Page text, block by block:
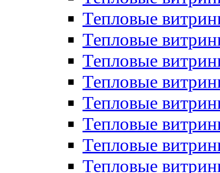
Тепловые
Тепловые
Тепловые
Тепловые
Тепловые
Тепловые
Тепловые
Тепловые